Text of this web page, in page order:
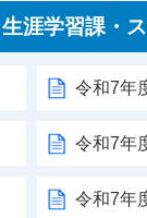
涯学習課・
令和7年
令和7年
令和7年